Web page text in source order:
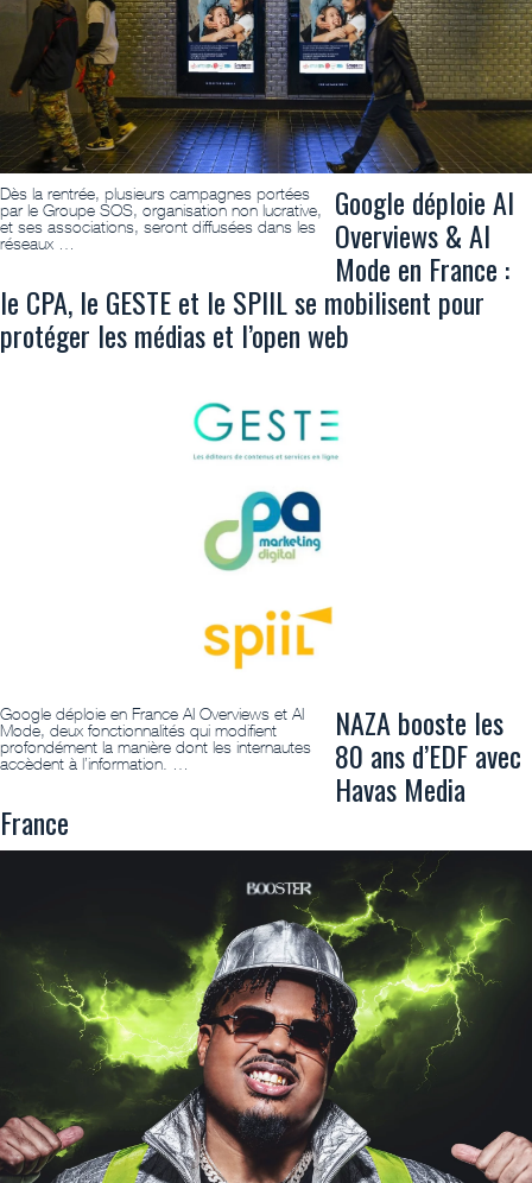
Dès la rentrée, plusieurs campagnes portées
par le Groupe SOS, organisation non lucrative,
et ses associations, seront diffusées dans les
réseaux …
Google déploie AI
Overviews & AI
Mode en France :
le CPA, le GESTE et le SPIIL se mobilisent pour
protéger les médias et l’open web
Google déploie en France AI Overviews et AI
Mode, deux fonctionnalités qui modifient
profondément la manière dont les internautes
accèdent à l’information. …
NAZA booste les
80 ans d’EDF avec
Havas Media
France